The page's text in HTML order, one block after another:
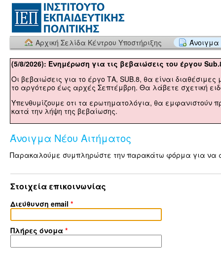
Αρχική Σελίδα Κέντρου Υποστήριξης Άνοιγμα
(5/8/2026): Ενημέρωση για τις βεβαιώσεις του έργου
Οι βεβαιώσεις για το έργο ΤΑ, SUB.8, θα είναι
το αργότερο έως αρχές Σεπτέμβρη. Θα λάβετε σχετική
Υπενθυμίζουμε οτι τα ερωτηματολόγια, θα εμφανιστούν
κατά την λήψη της βεβαίωσης.
Άνοιγμα Νέου Αιτήματος
Παρακαλούμε συμπληρώστε την παρακάτω φόρμα για να
Στοιχεία επικοινωνίας
Διεύθυνση email *
Πλήρες όνομα *